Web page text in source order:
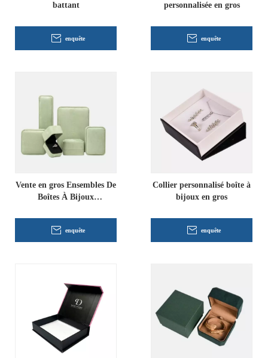
battant
enquête
personnalisée en gros
enquête
Vente en gros Ensembles De
Boîtes À Bijoux
enquête
Collier personnalisé boîte à
bijoux en gros
enquête